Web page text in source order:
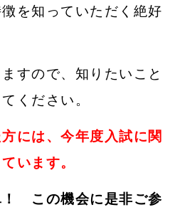
徴を知っていただく絶好
すので、知りたいこと
ください。
には、今年度入試に関
います。
！ この機会に是非ご参